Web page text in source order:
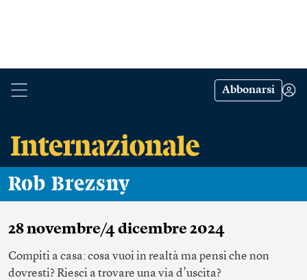
Abbonarsi
Rob Brezsny
28 novembre/4 dicembre 2024
Compiti a casa: cosa vuoi in realtà ma pensi che non
dovresti? Riesci a trovare una via d’uscita?